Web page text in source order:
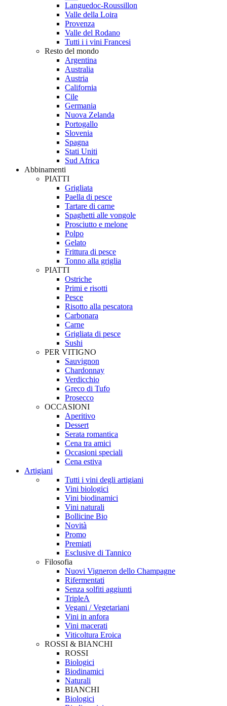
Languedoc-Roussillon
Valle della Loira
Provenza
Valle del Rodano
Tutti i i vini Francesi
Resto del mondo
Argentina
Australia
Austria
California
Cile
Germania
Nuova Zelanda
Portogallo
Slovenia
Spagna
Stati Uniti
Sud Africa
Abbinamenti
PIATTI
Grigliata
Paella di pesce
Tartare di carne
Spaghetti alle vongole
Prosciutto e melone
Polpo
Gelato
Frittura di pesce
Tonno alla griglia
PIATTI
Ostriche
Primi e risotti
Pesce
Risotto alla pescatora
Carbonara
Carne
Grigliata di pesce
Sushi
PER VITIGNO
Sauvignon
Chardonnay
Verdicchio
Greco di Tufo
Prosecco
OCCASIONI
Aperitivo
Dessert
Serata romantica
Cena tra amici
Occasioni speciali
Cena estiva
Artigiani
Tutti i vini degli artigiani
Vini biologici
Vini biodinamici
Vini naturali
Bollicine Bio
Novità
Promo
Premiati
Esclusive di Tannico
Filosofia
Nuovi Vigneron dello Champagne
Rifermentati
Senza solfiti aggiunti
TripleA
Vegani / Vegetariani
Vini in anfora
Vini macerati
Viticoltura Eroica
ROSSI & BIANCHI
ROSSI
Biologici
Biodinamici
Naturali
BIANCHI
Biologici